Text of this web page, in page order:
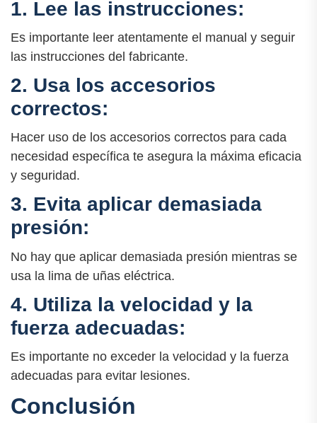
1. Lee las instrucciones:
Es importante leer atentamente el manual y seguir
las instrucciones del fabricante.
2. Usa los accesorios
correctos:
Hacer uso de los accesorios correctos para cada
necesidad específica te asegura la máxima eficacia
y seguridad.
3. Evita aplicar demasiada
presión:
No hay que aplicar demasiada presión mientras se
usa la lima de uñas eléctrica.
4. Utiliza la velocidad y la
fuerza adecuadas:
Es importante no exceder la velocidad y la fuerza
adecuadas para evitar lesiones.
Conclusión